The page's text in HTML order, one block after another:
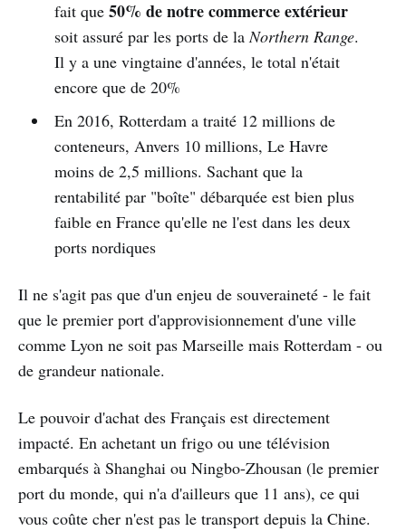
fait que 50% de notre commerce extérieur
soit assuré par les ports de la Northern Range.
Il y a une vingtaine d'années, le total n'était
encore que de 20%
En 2016, Rotterdam a traité 12 millions de
conteneurs, Anvers 10 millions, Le Havre
moins de 2,5 millions. Sachant que la
rentabilité par "boîte" débarquée est bien plus
faible en France qu'elle ne l'est dans les deux
ports nordiques
Il ne s'agit pas que d'un enjeu de souveraineté - le fait
que le premier port d'approvisionnement d'une ville
comme Lyon ne soit pas Marseille mais Rotterdam - ou
de grandeur nationale.
Le pouvoir d'achat des Français est directement
impacté. En achetant un frigo ou une télévision
embarqués à Shanghai ou Ningbo-Zhousan (le premier
port du monde, qui n'a d'ailleurs que 11 ans), ce qui
vous coûte cher n'est pas le transport depuis la Chine.